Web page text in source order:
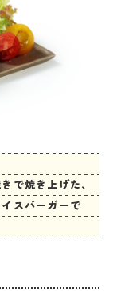
で焼き上げた、
スバーガーで